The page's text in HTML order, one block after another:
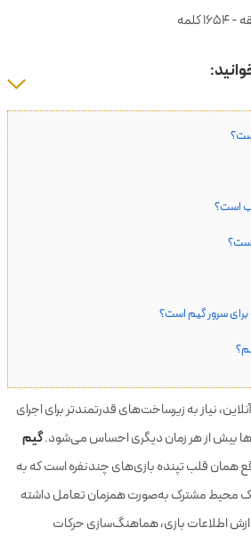
است؟
برای سرور گیم است؟
نیاز به زیرساخت‌های قدرتمندتر برای اجرای
بیش از هر زمان دیگری احساس می‌شود.گیم
همان قلب تپنده بازی‌های چندنفره است که به
محیط مشترک به‌صورت همزمان تعامل داشته
اطلاعات بازی، هماهنگ‌سازی حرکات